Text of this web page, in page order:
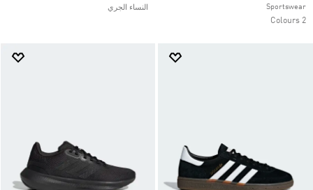
Sportswear
2 Colours
النساء الجري